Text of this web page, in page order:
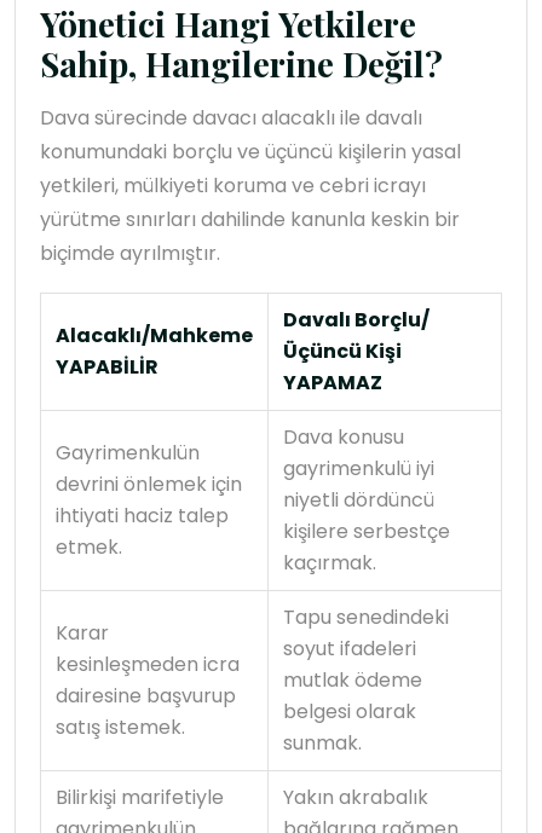
Yönetici Hangi Yetkilere
Sahip, Hangilerine Değil?
Dava sürecinde davacı alacaklı ile davalı
konumundaki borçlu ve üçüncü kişilerin yasal
yetkileri, mülkiyeti koruma ve cebri icrayı
yürütme sınırları dahilinde kanunla keskin bir
biçimde ayrılmıştır.
Alacaklı/Mahkeme
YAPABİLİR
Davalı Borçlu/
Üçüncü Kişi
YAPAMAZ
Gayrimenkulün
devrini önlemek için
ihtiyati haciz talep
etmek.
Dava konusu
gayrimenkulü iyi
niyetli dördüncü
kişilere serbestçe
kaçırmak.
Karar
kesinleşmeden icra
dairesine başvurup
satış istemek.
Tapu senedindeki
soyut ifadeleri
mutlak ödeme
belgesi olarak
sunmak.
Bilirkişi marifetiyle
Yakın akrabalık